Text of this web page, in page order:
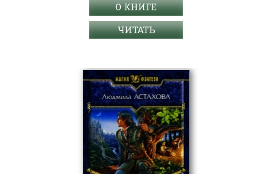
О КНИГЕ
ЧИТАТЬ